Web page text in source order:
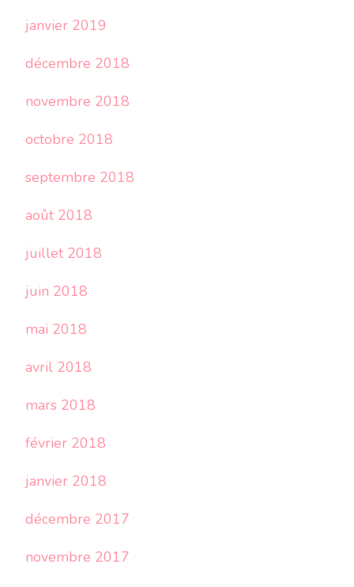
janvier 2019
décembre 2018
novembre 2018
octobre 2018
septembre 2018
août 2018
juillet 2018
juin 2018
mai 2018
avril 2018
mars 2018
février 2018
janvier 2018
décembre 2017
novembre 2017